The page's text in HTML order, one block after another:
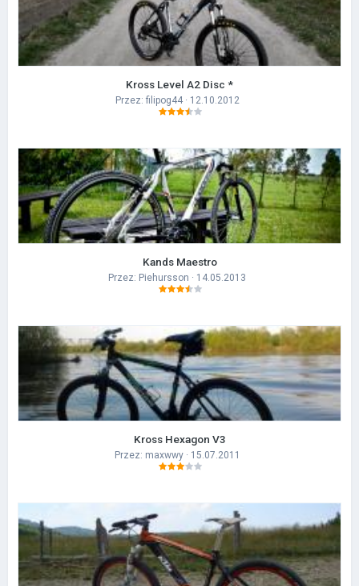
Kross Level A2 Disc *
Przez: filipog44· 12.10.2012
Kands Maestro
Przez: Piehursson · 14.05.2013
Kross Hexagon V3
Przez: maxwwy· 15.07.2011